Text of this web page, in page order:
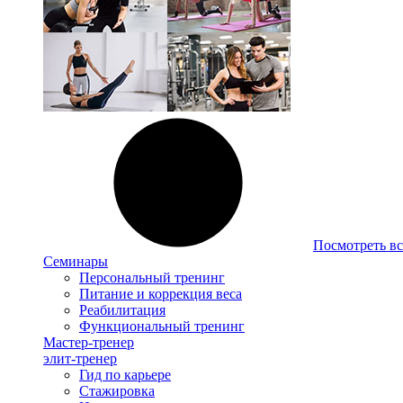
Посмотреть
Семинары
Персональный тренинг
Питание и коррекция веса
Реабилитация
Функциональный тренинг
Мастер-тренер
элит-тренер
Гид по карьере
Стажировка